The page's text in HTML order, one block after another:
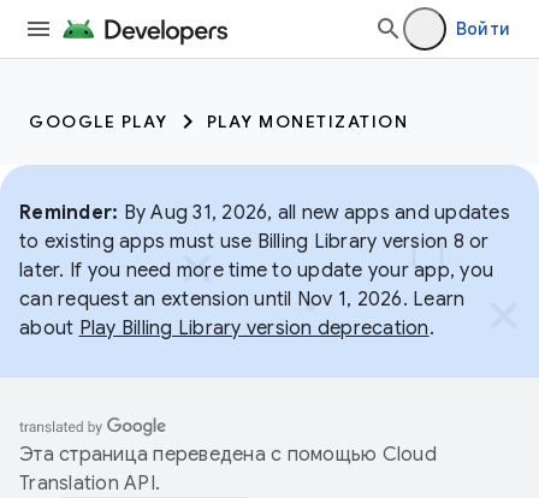
Войти
GOOGLE PLAY PLAY MONETIZATION
Reminder: By Aug 31, 2026, all new apps and updates
to existing apps must use Billing Library version 8 or
later. If you need more time to update your app, you
can request an extension until Nov 1, 2026. Learn
about Play Billing Library version deprecation.
Эта страница переведена с помощью Cloud
Translation API.